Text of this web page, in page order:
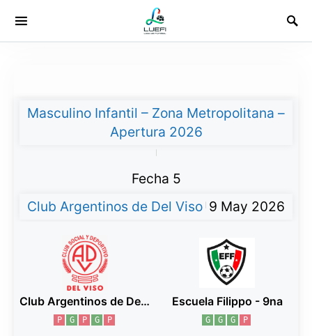
Masculino Infantil – Zona Metropolitana –
Apertura 2026
Fecha 5
Club Argentinos de Del Viso 9 May 2026
Club Argentinos de Del Viso - 9na Rojo
P G P G P
Escuela Filippo - 9na
G G G P